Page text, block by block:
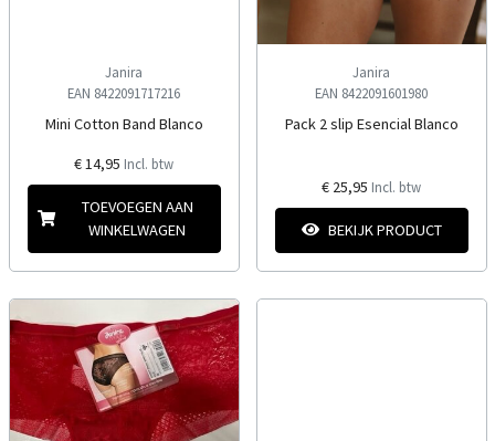
Janira
EAN 8422091717216
Mini Cotton Band Blanco
€ 14,95 Incl. btw
TOEVOEGEN AAN
WINKELWAGEN
Janira
EAN 8422091601980
Pack 2 slip Esencial Blanco
€ 25,95 Incl. btw
BEKIJK PRODUCT